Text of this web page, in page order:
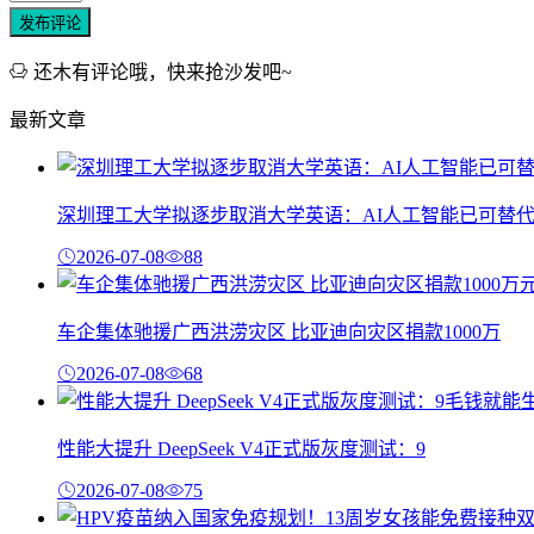
发布评论
还木有评论哦，快来抢沙发吧~
最新文章
深圳理工大学拟逐步取消大学英语：AI人工智能已可替代
2026-07-08 88
车企集体驰援广西洪涝灾区 比亚迪向灾区捐款1000万
2026-07-08 68
性能大提升 DeepSeek V4正式版灰度测试：9
2026-07-08 75